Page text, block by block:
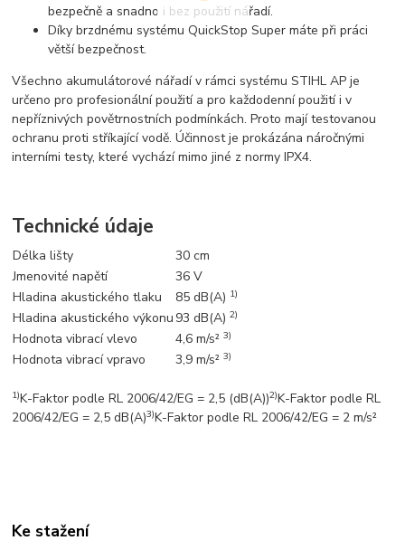
bezpečně a snadno i bez použití nářadí.
Díky brzdnému systému QuickStop Super máte při práci
větší bezpečnost.
Všechno akumulátorové nářadí v rámci systému STIHL AP je
určeno pro profesionální použití a pro každodenní použití i v
nepříznivých povětrnostních podmínkách. Proto mají testovanou
ochranu proti stříkající vodě. Účinnost je prokázána náročnými
interními testy, které vychází mimo jiné z normy IPX4.
Technické údaje
Délka lišty
30 cm
Jmenovité napětí
36 V
Hladina akustického tlaku
85 dB(A) 1)
Hladina akustického výkonu 93 dB(A)2)
Hodnota vibrací vlevo 4,6 m/s²3)
Hodnota vibrací vpravo 3,9 m/s²3)
1)K-Faktor podle RL 2006/42/EG = 2,5 (dB(A))2)K-Faktor podle RL
2006/42/EG = 2,5 dB(A)3)K-Faktor podle RL 2006/42/EG = 2 m/s²
Ke stažení